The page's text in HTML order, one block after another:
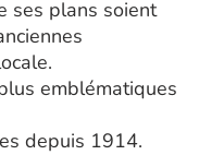
ses plans soient
emblématiques
depuis 1914.